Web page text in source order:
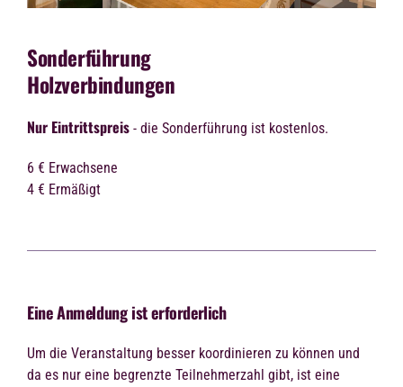
Sonderführung
Holzverbindungen
Nur Eintrittspreis - die Sonderführung ist kostenlos.
6 € Erwachsene
4 € Ermäßigt
Eine Anmeldung ist erforderlich
Um die Veranstaltung besser koordinieren zu können und
da es nur eine begrenzte Teilnehmerzahl gibt, ist eine